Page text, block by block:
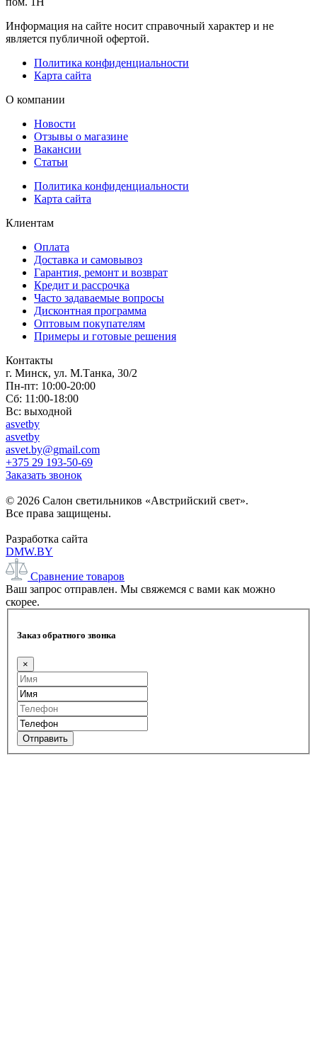
Информация на сайте носит справочный характер и не
является публичной офертой.
Политика конфиденциальности
Карта сайта
О компании
Новости
Отзывы о магазине
Вакансии
Статьи
Политика конфиденциальности
Карта сайта
Клиентам
Оплата
Доставка и самовывоз
Гарантия, ремонт и возврат
Кредит и рассрочка
Часто задаваемые вопросы
Дисконтная программа
Оптовым покупателям
Примеры и готовые решения
Контакты
г. Минск, ул. М.Танка, 30/2
Пн-пт: 10:00-20:00
Сб: 11:00-18:00
Вс: выходной
asvetby
asvetby
asvet.by@gmail.com
+375 29 193-50-69
Заказать звонок
© 2026 Салон светильников «Австрийский свет».
Все права защищены.
Разработка сайта
DMW.BY
Сравнение товаров
Ваш запрос отправлен. Мы свяжемся с вами как можно
скорее.
Заказ обратного звонка
×
Отправить